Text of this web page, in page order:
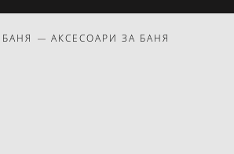
БАНЯ АКСЕСОАРИ ЗА БАНЯ